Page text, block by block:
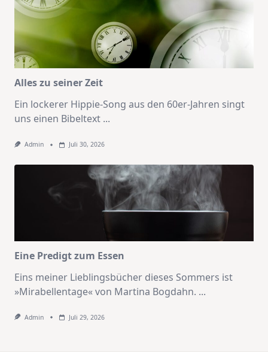
Alles zu seiner Zeit
Ein lockerer Hippie-Song aus den 60er-Jahren singt
uns einen Bibeltext ...
Admin Juli 30, 2026
Eine Predigt zum Essen
Eins meiner Lieblingsbücher dieses Sommers ist
»Mirabellentage« von Martina Bogdahn. ...
Admin Juli 29, 2026